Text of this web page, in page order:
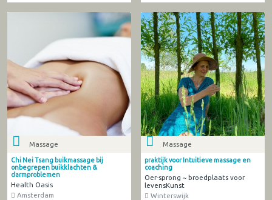
Massage
Chi Nei Tsang buikmassage bij
onbegrepen buikklachten &
darmproblemen
Health Oasis
Amsterdam
Massage
praktijk voor Intuitieve massage en
coaching
Oer-sprong ~ broedplaats voor
levensKunst
Winterswijk